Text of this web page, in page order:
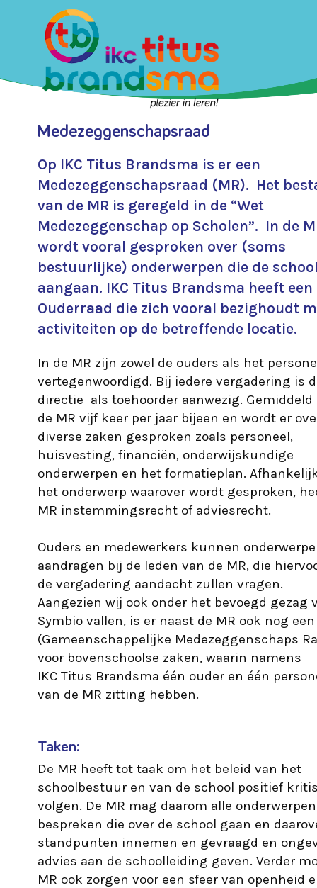
Medezeggenschapsraad
Op IKC Titus Brandsma is er een
Medezeggenschapsraad (MR). Het
van de MR is geregeld in de “Wet
Medezeggenschap op Scholen”. In de
wordt vooral gesproken over (soms
bestuurlijke) onderwerpen die de
aangaan. IKC Titus Brandsma heeft een
Ouderraad die zich vooral bezighoudt
activiteiten op de betreffende locatie.
In de MR zijn zowel de ouders als het
vertegenwoordigd. Bij iedere vergadering is
directie als toehoorder aanwezig.
de MR vijf keer per jaar bijeen en wordt er
diverse zaken gesproken zoals personeel,
huisvesting, financiën, onderwijskundige
onderwerpen en het formatieplan.
het onderwerp waarover wordt gesproken,
MR instemmingsrecht of adviesrecht.
Ouders en medewerkers kunnen
aandragen bij de leden van de MR, die
de vergadering aandacht zullen vragen.
Aangezien wij ook onder het bevoegd gezag
Symbio vallen, is er naast de MR ook nog een
(Gemeenschappelijke Medezeggenschaps
voor bovenschoolse zaken, waarin namens
IKC Titus Brandsma één ouder en één
van de MR zitting hebben.
Taken:
De MR heeft tot taak om het beleid van het
schoolbestuur en van de school positief
volgen. De MR mag daarom alle onderwerpen
bespreken die over de school gaan en
standpunten innemen en gevraagd en
advies aan de schoolleiding geven. Verder
MR ook zorgen voor een sfeer van openheid